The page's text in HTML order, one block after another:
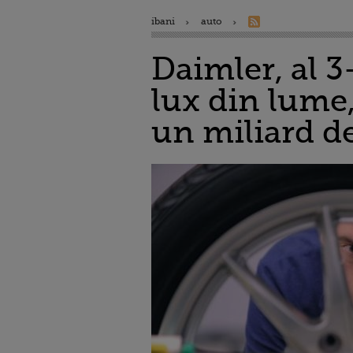
ibani auto
Daimler, al
lux din
un miliard